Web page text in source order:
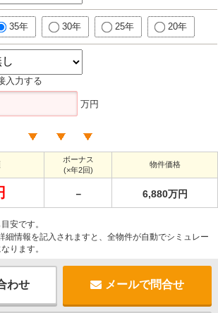
35年 30年 25年 20年
入力する
万円
ボーナス
(×年2回)
物件価格
－ 6,880万円
安です。
細情報を記入されますと、全物件が自動でシミュレー
ります。
わせ メールで問合せ